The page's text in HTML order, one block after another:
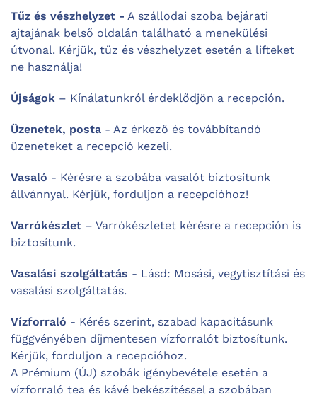
Tűz és vészhelyzet - A szállodai szoba bejárati
ajtajának belső oldalán található a menekülési
útvonal. Kérjük, tűz és vészhelyzet esetén a lifteket
ne használja!
Újságok – Kínálatunkról érdeklődjön a recepción.
Üzenetek, posta - Az érkező és továbbítandó
üzeneteket a recepció kezeli.
Vasaló - Kérésre a szobába vasalót biztosítunk
állvánnyal. Kérjük, forduljon a recepcióhoz!
Varrókészlet – Varrókészletet kérésre a recepción is
biztosítunk.
Vasalási szolgáltatás - Lásd: Mosási, vegytisztítási és
vasalási szolgáltatás.
Vízforraló - Kérés szerint, szabad kapacitásunk
függvényében díjmentesen vízforralót biztosítunk.
Kérjük, forduljon a recepcióhoz.
A Prémium (ÚJ) szobák igénybevétele esetén a
vízforraló tea és kávé bekészítéssel a szobában